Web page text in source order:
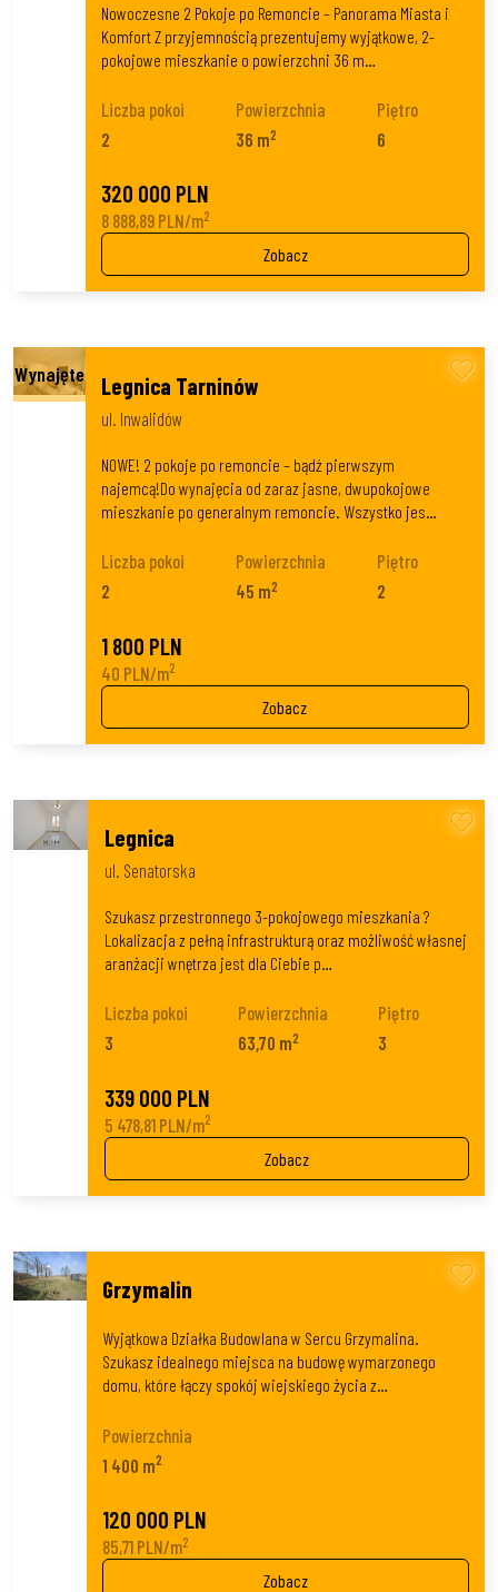
Nowoczesne 2 Pokoje po Remoncie – Panorama Miasta i
Komfort Z przyjemnością prezentujemy wyjątkowe, 2-
pokojowe mieszkanie o powierzchni 36 m…
Liczba pokoi
2
Powierzchnia
36 m2
Piętro
6
320 000 PLN
8 888,89 PLN/m2
Zobacz
Legnica Tarninów
ul. Inwalidów
NOWE! 2 pokoje po remoncie – bądź pierwszym
najemcą!Do wynajęcia od zaraz jasne, dwupokojowe
mieszkanie po generalnym remoncie. Wszystko jes…
Liczba pokoi
2
Powierzchnia
45 m2
Piętro
2
1 800 PLN
40 PLN/m2
Zobacz
Legnica
ul. Senatorska
Szukasz przestronnego 3-pokojowego mieszkania ?
Lokalizacja z pełną infrastrukturą oraz możliwość własnej
aranżacji wnętrza jest dla Ciebie p…
Liczba pokoi
3
Powierzchnia
63,70 m2
Piętro
3
339 000 PLN
5 478,81 PLN/m2
Zobacz
Grzymalin
Wyjątkowa Działka Budowlana w Sercu Grzymalina.
Szukasz idealnego miejsca na budowę wymarzonego
domu, które łączy spokój wiejskiego życia z…
Powierzchnia
1 400 m2
120 000 PLN
85,71 PLN/m2
Zobacz